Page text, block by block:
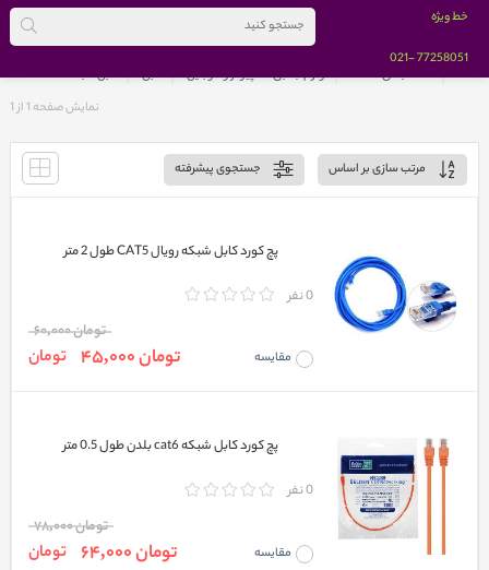
خط ویژه
77258051
-021
خانه
دسته بندی کالاها لوازم جانبی کامپیوتر و موبایل کابل
کابل شبکه
نمایش صفحه 1 از
1
مرتب سازی بر اساس جستجوی پیشرفته
پچ کورد کابل شبکه رویال CAT5 طول 2 متر
0 نفر
مقایسه
تومان 60,000
تومان 45,000 تومان
پچ کورد کابل شبکه cat6 بلدن طول 0.5 متر
0 نفر
مقایسه
تومان 78,000
تومان 64,000 تومان